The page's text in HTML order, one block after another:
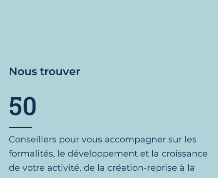
Nous trouver
50
Conseillers pour vous accompagner sur les
formalités, le développement et la croissance
de votre activité, de la création-reprise à la